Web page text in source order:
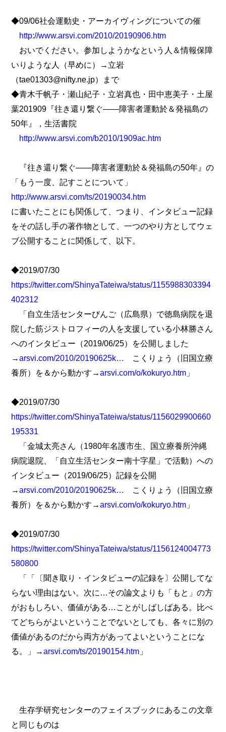
◆09/06社会運動史・アーカイヴィングについての催
http://www.arsvi.com/2010/20190906.htm
おいでください。参加しようかなという人＆情報保障
いりような人（早めに）→立岩
（tae01303@nifty.ne.jp）まで
◆青木千帆子・瀬山紀子・立岩真也・田中恵美子・土屋
葉201909『往き還り繋ぐ――障害者運動於＆発福島の
50年』，生活書院
http://www.arsvi.com/b2010/1909ac.htm
『往き還り繋ぐ――障害者運動於＆発福島の50年』の
「もう一度、記すことについて」
http://www.arsvi.com/ts/20190034.htm
に書いたことにも関係して、つまり、インタビュー記録
をその話し手の著作物として、一つのやり方としてウェ
ブ公開することに関係して、以下。
◆2019/07/30
https://twitter.com/ShinyaTateiwa/status/1155988303394
402312
「自立生活センターびんご（広島県）で徳島病院を退
院した筋ジストロフィーの人を支援している小林勝さん
へのインタビュー（2019/06/25）を公開しました
→arsvi.com/2010/20190625k…
こくりょう（旧国立療
養所）を＆から動かす→arsvi.com/o/kokuryo.htm 」
◆2019/07/30
https://twitter.com/ShinyaTateiwa/status/1156029900660
195331
「金城太亮さん（1980年名護市生、国立療養所沖縄
病院退院、「自立生活センター南十字星」で活動）への
インタビュー（2019/06/25）記録を公開
→arsvi.com/2010/20190625k…
こくりょう（旧国立療
養所）を＆から動かす→arsvi.com/o/kokuryo.htm 」
◆2019/07/30
https://twitter.com/ShinyaTateiwa/status/1156124004773
580800
「「〔聞き取り・インタビューの記録を〕公開してな
らない理由はない。次に…その論文よりも「もと」の方
がおもしろい、価値がある…ことがしばしばある。比べ
てどちらがよいということでないとしても、各々に別の
価値があるのだから両方があってよいということにな
る。」→arsvi.com/ts/20190154.htm 」
生存学研究センターのフェイスブックにあるこの文章
と同じものは